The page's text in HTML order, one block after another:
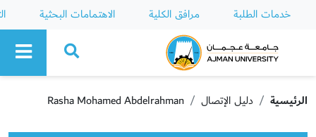
خدمات الطلبة مرافق الكلية الاهتمامات البحثية
Ajman University
الرئيسية دليل الإتصال Rasha Mohamed Abdelrahman